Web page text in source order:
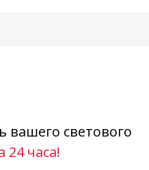
вашего светового
24 часа!